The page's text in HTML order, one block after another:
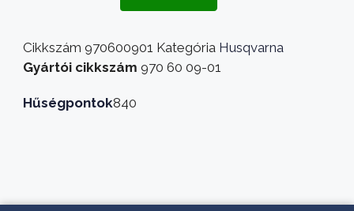
18-
B72
akkumulátor
4Ah
Cikkszám 970600901 Kategória Husqvarna
Gyártói cikkszám 970 60 09-01
Hűségpontok840